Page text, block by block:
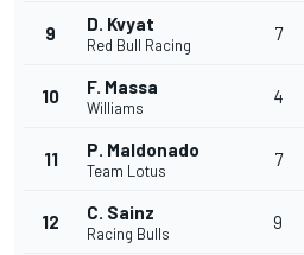
9 D. Kvyat
Red Bull Racing
7
10 F. Massa
Williams
4
11 P. Maldonado
Team Lotus
7
12 C. Sainz
Racing Bulls
9